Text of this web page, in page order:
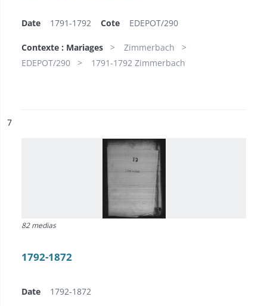
Date 1791-1792 Cote EDEPOT/290
Contexte : Mariages
Zimmerbach
EDEPOT/290
1791-1792 Zimmerbach
n°
7
82 medias
1792-1872
Date 1792-1872